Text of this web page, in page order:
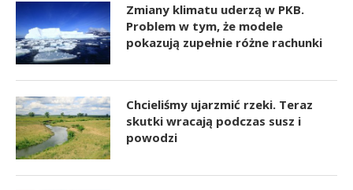
Zmiany klimatu uderzą w PKB.
Problem w tym, że modele
pokazują zupełnie różne rachunki
Chcieliśmy ujarzmić rzeki. Teraz
skutki wracają podczas susz i
powodzi